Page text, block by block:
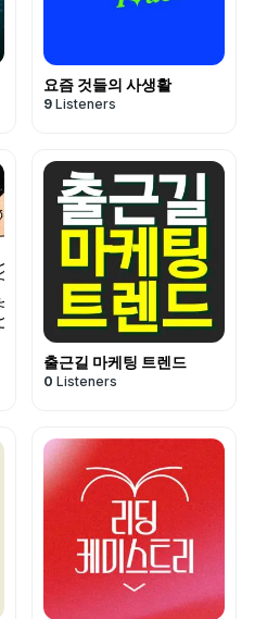
요즘 것들의 사생활
9 Listeners
출근길 마케팅 트렌드
0 Listeners